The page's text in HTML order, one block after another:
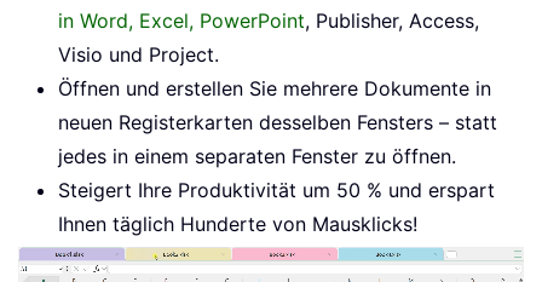
in Word, Excel, PowerPoint, Publisher, Access,
Visio und Project.
Öffnen und erstellen Sie mehrere Dokumente in
neuen Registerkarten desselben Fensters – statt
jedes in einem separaten Fenster zu öffnen.
Steigert Ihre Produktivität um 50 % und erspart
Ihnen täglich Hunderte von Mausklicks!